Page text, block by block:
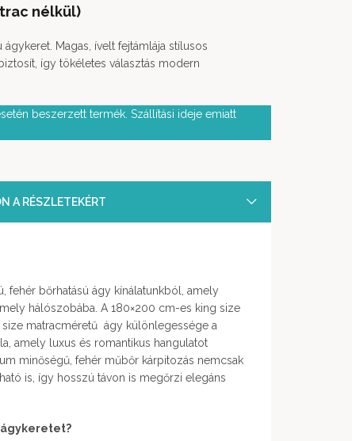
nélkül)
Magas, ívelt fejtámlája stílusos
így tökéletes választás modern
beszerzett termék. Szállítási ideje emiatt
A RÉSZLETEKÉRT
fehér bőrhatású ágy kínálatunkból, amely
hálószobába. A 180×200 cm-es king size
matracméretű ágy különlegessége a
amely luxus és romantikus hangulatot
minőségű, fehér műbőr kárpitozás nemcsak
is, így hosszú távon is megőrzi elegáns
ágykeretet?